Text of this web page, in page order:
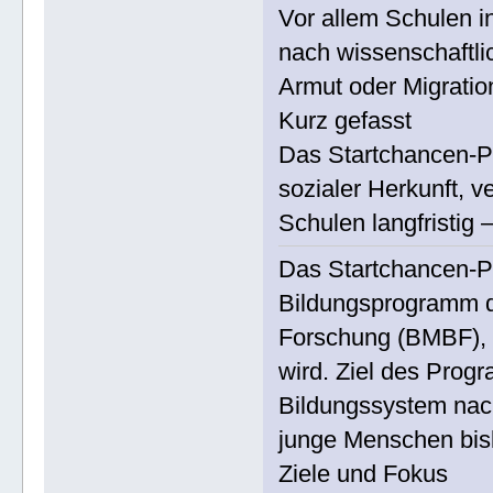
Vor allem Schulen
nach
Armut oder
Kurz gefasst
Das
sozialer Herkunft,
Schulen langfristig
Das
Bildungsprogramm
Forschung
wird. Ziel des
Bildungssystem
junge Menschen
Ziele und Fokus